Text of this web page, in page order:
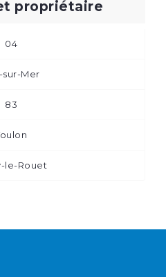
propriétaire
04
sur-Mer
83
le-Rouet